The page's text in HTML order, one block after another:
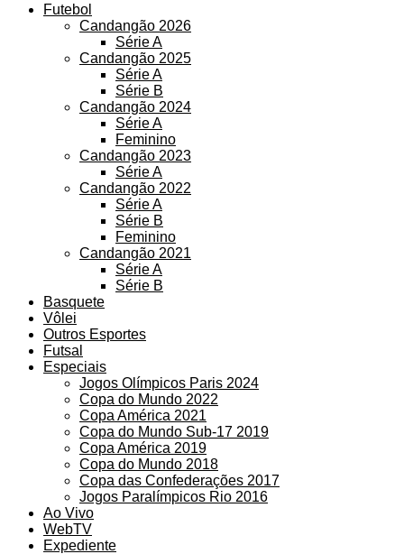
Futebol
Candangão 2026
Série A
Candangão 2025
Série A
Série B
Candangão 2024
Série A
Feminino
Candangão 2023
Série A
Candangão 2022
Série A
Série B
Feminino
Candangão 2021
Série A
Série B
Basquete
Vôlei
Outros Esportes
Futsal
Especiais
Jogos Olímpicos Paris 2024
Copa do Mundo 2022
Copa América 2021
Copa do Mundo Sub-17 2019
Copa América 2019
Copa do Mundo 2018
Copa das Confederações 2017
Jogos Paralímpicos Rio 2016
Ao Vivo
WebTV
Expediente